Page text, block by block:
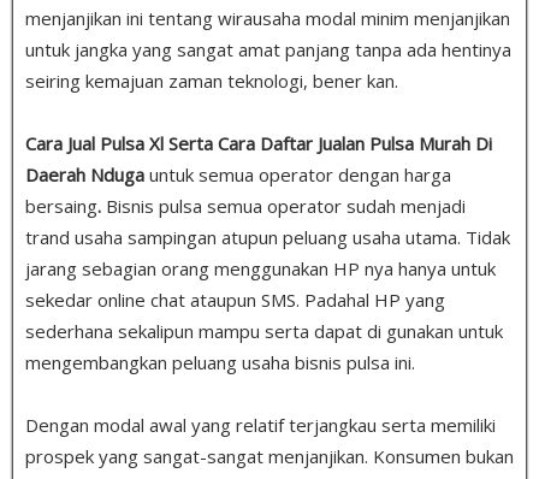
menjanjikan ini tentang wirausaha modal minim menjanjikan
untuk jangka yang sangat amat panjang tanpa ada hentinya
seiring kemajuan zaman teknologi, bener kan.
Cara Jual Pulsa Xl Serta Cara Daftar Jualan Pulsa Murah Di
Daerah Nduga untuk semua operator dengan harga
bersaing. Bisnis pulsa semua operator sudah menjadi
trand usaha sampingan atupun peluang usaha utama. Tidak
jarang sebagian orang menggunakan HP nya hanya untuk
sekedar online chat ataupun SMS. Padahal HP yang
sederhana sekalipun mampu serta dapat di gunakan untuk
mengembangkan peluang usaha bisnis pulsa ini.
Dengan modal awal yang relatif terjangkau serta memiliki
prospek yang sangat-sangat menjanjikan. Konsumen bukan